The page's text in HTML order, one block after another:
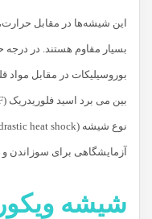
این شیشه‌ها در مقابل
بسیار مقاوم هستند. در
بوروسیلیکات در مقابل مواد
آزمایشگاهی برای سوزاندن و
شیشه ویکور